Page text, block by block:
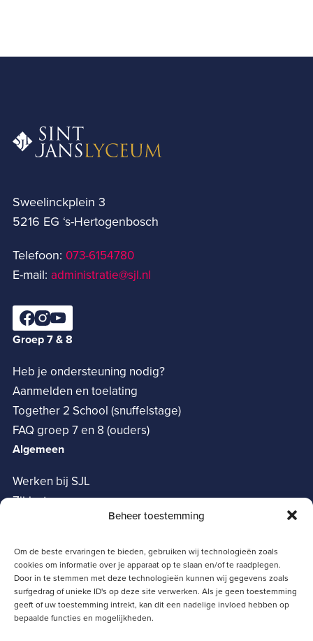
Beheer toestemming
Om de beste ervaringen te bieden, gebruiken wij technologieën zoals
cookies om informatie over je apparaat op te slaan en/of te raadplegen.
Door in te stemmen met deze technologieën kunnen wij gegevens zoals
surfgedrag of unieke ID's op deze site verwerken. Als je geen toestemming
geeft of uw toestemming intrekt, kan dit een nadelige invloed hebben op
bepaalde functies en mogelijkheden.
Sweelinckplein 3
5216 EG ‘s-Hertogenbosch
Telefoon: 073-6154780­
E-mail: administratie@sjl.nl
Groep 7 & 8
Heb je ondersteuning nodig?
Aanmelden en toelating
Together 2 School (snuffelstage)
FAQ groep 7 en 8 (ouders)
Algemeen
Werken bij SJL
Zij-instroom
Vrienden van het SJL
Privacy verklaring
Cookie policy
Snelle links